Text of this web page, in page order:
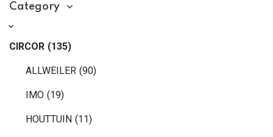
Category
CIRCOR (135)
ALLWEILER (90)
IMO (19)
HOUTTUIN (11)